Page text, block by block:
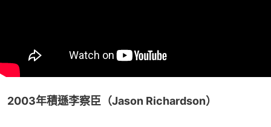
2003年積遜李察臣（Jason Richardson）